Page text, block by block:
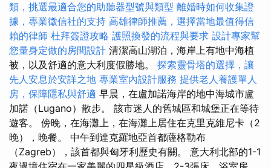
類，挑選最適合您的助聽器型號與類型 離婚時如何收集證
據，專業徵信社的支持 高雄律師推薦，選擇當地最值得信
賴的律師 杜拜簽證攻略 護照換發的流程與要求 設計專家幫
您量身定做的房間設計 清潔高山湖泊，海岸上有地中海植
被，以及舒適的意大利度假勝地。 探索靈骨塔的選擇，讓
先人安息於安詳之地 專業室內設計服務 提供老人養護單人
房，保障隱私與舒適 早晨，在盧加諾海岸的地中海城市盧
加諾（Lugano）散步。 該市迷人的舊城區和城堡正在等待
遊客。 傍晚，在海灘上，在海灘上居住在克里克維尼卡（2
晚），晚餐。 中午到達克羅地亞首都薩格勒布
（Zagreb），該首都與匈牙利歷史有關。 意大利北部的1-1